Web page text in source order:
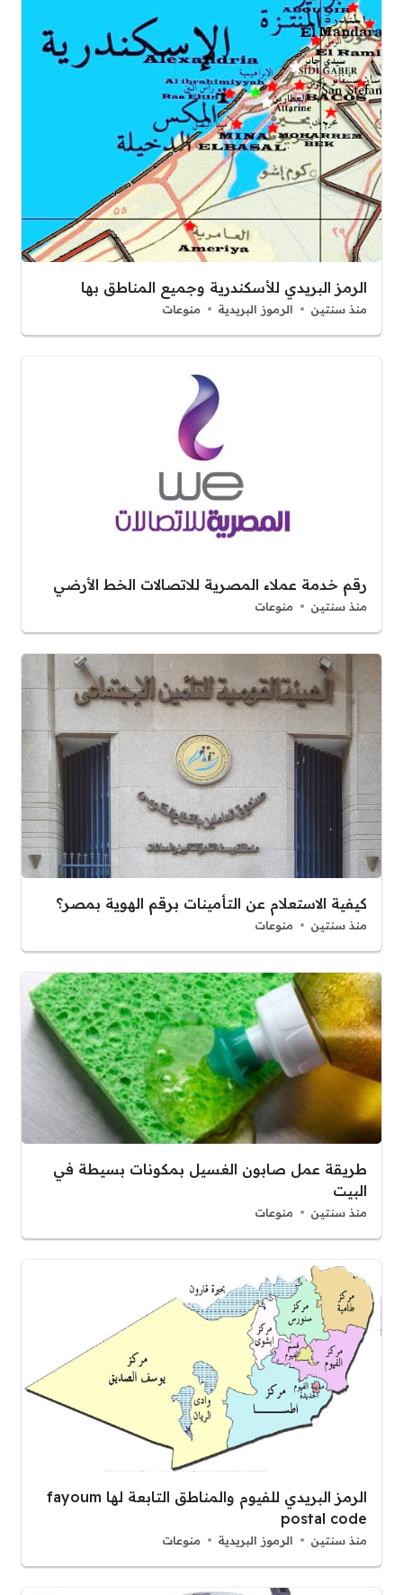
الرمز البريدي للأسكندرية وجميع المناطق بها
منذ سنتين الرموز البريدية منوعات
رقم خدمة عملاء المصرية للاتصالات الخط الأرضي
منذ سنتين منوعات
كيفية الاستعلام عن التأمينات برقم الهوية بمصر؟
منذ سنتين منوعات
طريقة عمل صابون الغسيل بمكونات بسيطة في
البيت
منذ سنتين منوعات
الرمز البريدي للفيوم والمناطق التابعة لها fayoum
postal code
منذ سنتين الرموز البريدية منوعات